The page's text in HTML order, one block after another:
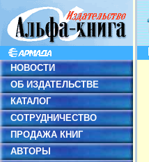
НОВОСТИ
ОБ ИЗДАТЕЛЬСТВЕ
КАТАЛОГ
СОТРУДНИЧЕСТВО
ПРОДАЖА КНИГ
АВТОРЫ